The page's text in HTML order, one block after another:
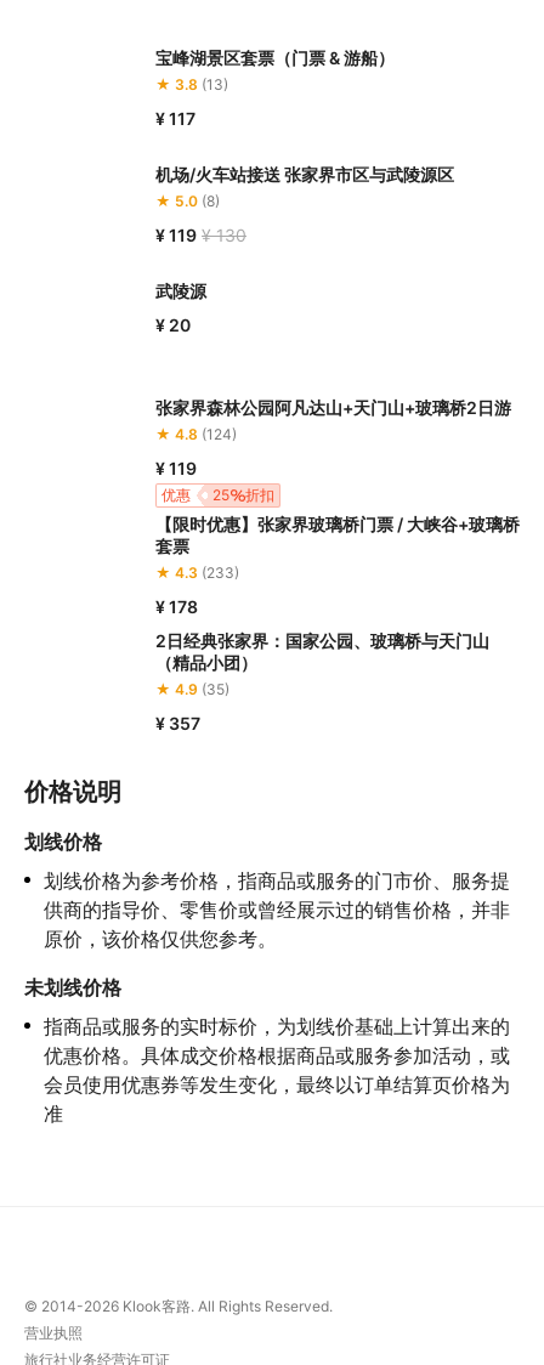
宝峰湖景区套票（门票 & 游船）
★ 3.8 (13)
¥ 117
机场/火车站接送 张家界市区与武陵源区
★ 5.0 (8)
¥ 119 ¥ 130
武陵源
¥ 20
张家界森林公园阿凡达山+天门山+玻璃桥2日游
★ 4.8 (124)
¥ 119
25 折扣
优惠
【限时优惠】张家界玻璃桥门票 / 大峡谷+玻璃桥
套票
★ 4.3 (233)
¥ 178
2日经典张家界：国家公园、玻璃桥与天门山
（精品小团）
★ 4.9 (35)
¥ 357
价格说明
划线价格
划线价格为参考价格，指商品或服务的门市价、服务提
供商的指导价、零售价或曾经展示过的销售价格，并非
原价，该价格仅供您参考。
未划线价格
指商品或服务的实时标价，为划线价基础上计算出来的
优惠价格。具体成交价格根据商品或服务参加活动，或
会员使用优惠券等发生变化，最终以订单结算页价格为
准
© 2014-2026 Klook客路. All Rights Reserved.
营业执照
旅行社业务经营许可证